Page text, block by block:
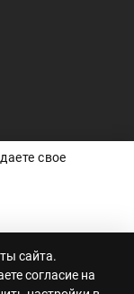
товары особенно
уточнить по
алкоголем: №
свое
сайта.
согласие на